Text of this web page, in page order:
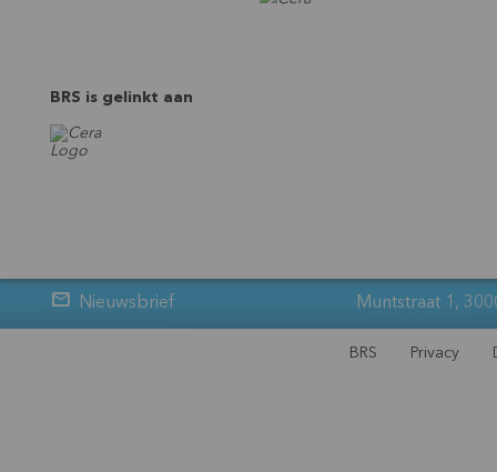
BRS is gelinkt aan
Nieuwsbrief Muntstraat 1,
BRS Privacy